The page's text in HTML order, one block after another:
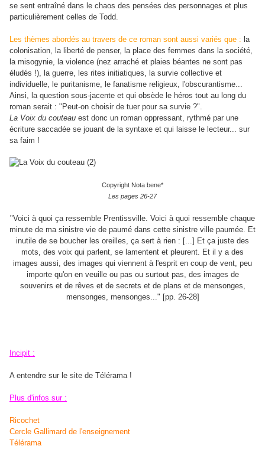
se sent entraîné dans le chaos des pensées des personnages et plus
particulièrement celles de Todd.
Les thèmes abordés au travers de ce roman sont aussi variés que : la
colonisation, la liberté de penser, la place des femmes dans la société,
la misogynie, la violence (nez arraché et plaies béantes ne sont pas
éludés !), la guerre, les rites initiatiques, la survie collective et
individuelle, le puritanisme, le fanatisme religieux, l'obscurantisme...
Ainsi, la question sous-jacente et qui obsède le héros tout au long du
roman serait : "Peut-on choisir de tuer pour sa survie ?".
La Voix du couteau est donc un roman oppressant, rythmé par une
écriture saccadée se jouant de la syntaxe et qui laisse le lecteur... sur
sa faim !
Copyright Nota bene*
Les pages 26-27
"Voici à quoi ça ressemble Prentissville. Voici à quoi ressemble chaque
minute de ma sinistre vie de paumé dans cette sinistre ville paumée. Et
inutile de se boucher les oreilles, ça sert à rien : [...] Et ça juste des
mots, des voix qui parlent, se lamentent et pleurent. Et il y a des
images aussi, des images qui viennent à l'esprit en coup de vent, peu
importe qu'on en veuille ou pas ou surtout pas, des images de
souvenirs et de rêves et de secrets et de plans et de mensonges,
mensonges, mensonges..." [pp. 26-28]
Incipit :
A entendre sur le site de Télérama !
Plus d'infos sur :
Ricochet
Cercle Gallimard de l'enseignement
Télérama